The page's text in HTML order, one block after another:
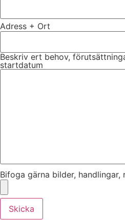
Adress + Ort
Beskriv ert behov,
startdatum
Bifoga gärna bilder, handlingar,
Skicka